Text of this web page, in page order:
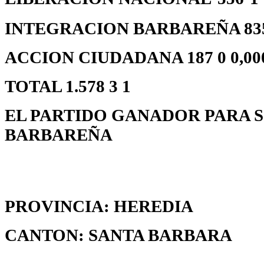
INTEGRACION BARBAREÑA
ACCION CIUDADANA 187 0
TOTAL 1.578 3 1
EL PARTIDO GANADOR PARA
BARBAREÑA
PROVINCIA: HEREDIA
CANTON: SANTA BARBARA